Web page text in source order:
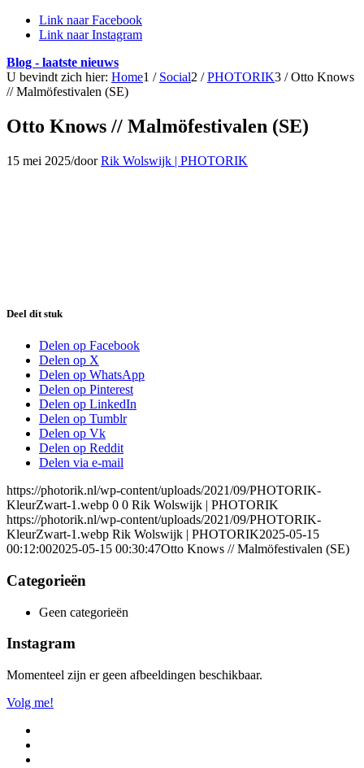
Link naar Facebook
Link naar Instagram
Blog - laatste nieuws
U bevindt zich hier: Home1 / Social2 / PHOTORIK3 / Otto Knows
// Malmöfestivalen (SE)
Otto Knows // Malmöfestivalen (SE)
15 mei 2025/doorRik Wolswijk | PHOTORIK
Deel dit stuk
Delen op Facebook
Delen op X
Delen op WhatsApp
Delen op Pinterest
Delen op LinkedIn
Delen op Tumblr
Delen op Vk
Delen op Reddit
Delen via e-mail
https://photorik.nl/wp-content/uploads/2021/09/PHOTORIK-
KleurZwart-1.webp 0 0 Rik Wolswijk | PHOTORIK
https://photorik.nl/wp-content/uploads/2021/09/PHOTORIK-
KleurZwart-1.webp Rik Wolswijk | PHOTORIK2025-05-15
00:12:002025-05-15 00:30:47Otto Knows // Malmöfestivalen (SE)
Categorieën
Geen categorieën
Instagram
Momenteel zijn er geen afbeeldingen beschikbaar.
Volg me!